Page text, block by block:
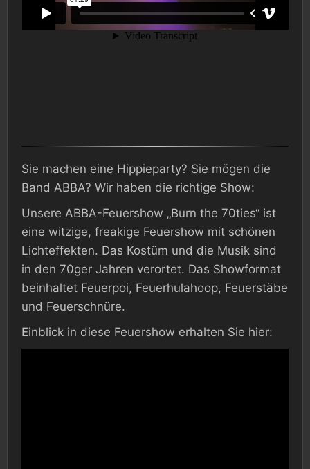
Sie machen eine Hippieparty? Sie mögen die
Band ABBA? Wir haben die richtige Show:
Unsere ABBA-Feuershow „Burn the 70ties“ ist
eine witzige, freakige Feuershow mit schönen
Lichteffekten. Das Kostüm und die Musik sind
in den 70ger Jahren verortet. Das Showformat
beinhaltet Feuerpoi, Feuerhulahoop, Feuerstäbe
und Feuerschnüre.
Einblick in diese Feuershow erhalten Sie hier: